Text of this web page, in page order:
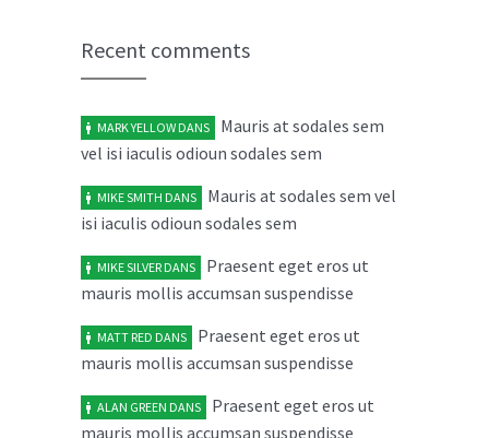
MAR
04
FÉV
Cras elit ligula scelerisque
accumsan tristique quis
février 4, 2014 No replies
03
FÉV
Maecenas risus metus malesuada
ut libero in
JAN
Aenean vel dolor volutpat
sollicitudin neque rhon
janvier 5, 2014 No replies
Recent comments
MARK YELLOW DANS
Mauris at sodales sem
vel isi iaculis odioun sodales sem
MIKE SMITH DANS
Mauris at sodales sem vel
isi iaculis odioun sodales sem
MIKE SILVER DANS
Praesent eget eros ut
mauris mollis accumsan suspendisse
MATT RED DANS
Praesent eget eros ut
mauris mollis accumsan suspendisse
ALAN GREEN DANS
Praesent eget eros ut
mauris mollis accumsan suspendisse